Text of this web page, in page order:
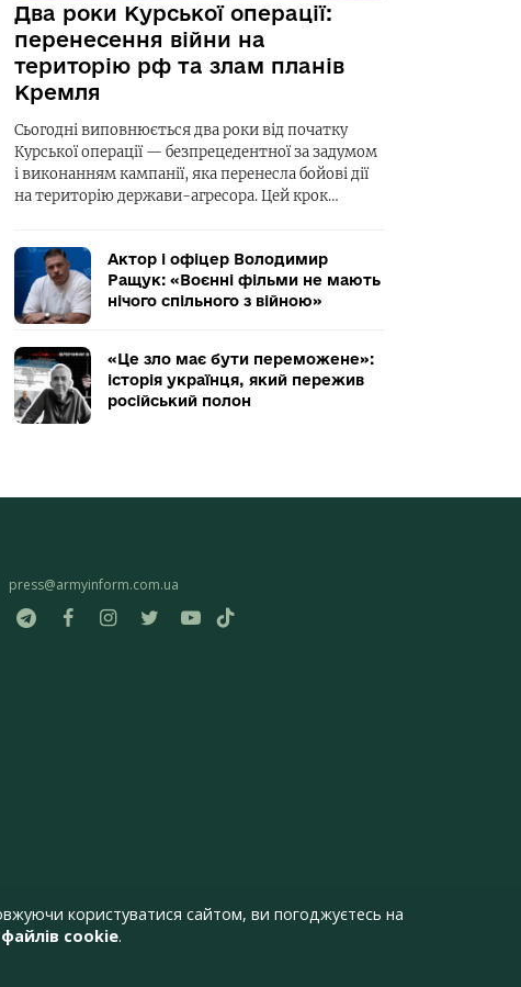
Два роки Курської операції:
перенесення війни на
територію рф та злам планів
Кремля
Сьогодні виповнюється два роки від початку
Курської операції — безпрецедентної за задумом
і виконанням кампанії, яка перенесла бойові дії
на територію держави-агресора. Цей крок…
Актор і офіцер Володимир
Ращук: «Воєнні фільми не мають
нічого спільного з війною»
«Це зло має бути переможене»:
історія українця, який пережив
російський полон
press@armyinform.com.ua
користуватися сайтом, ви погоджуєтесь на
cookie.